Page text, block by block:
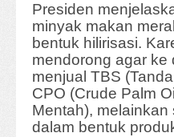
Presiden
minyak makan
bentuk hilirisasi.
mendorong agar ke
menjual TBS
CPO (Crude Palm
Mentah),
dalam bentuk